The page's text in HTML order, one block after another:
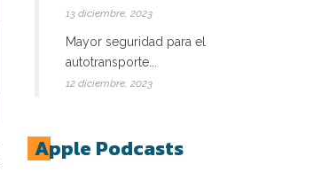
13 diciembre, 2023
Mayor seguridad para el
autotransporte...
12 diciembre, 2023
Apple Podcasts